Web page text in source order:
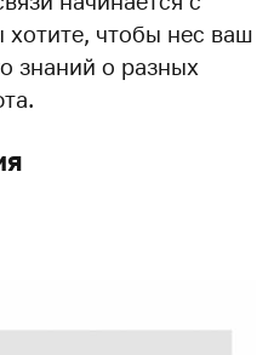
хотите, чтобы нес ваш
знаний о разных